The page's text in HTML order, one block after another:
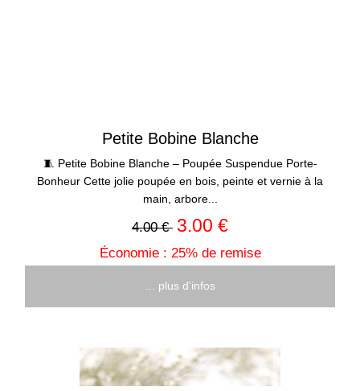
Petite Bobine Blanche
🧵 Petite Bobine Blanche – Poupée Suspendue Porte-
Bonheur Cette jolie poupée en bois, peinte et vernie à la
main, arbore...
4.00 € 3.00 €
Économie : 25% de remise
... plus d'infos